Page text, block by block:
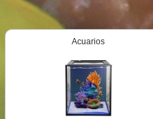
Acuarios